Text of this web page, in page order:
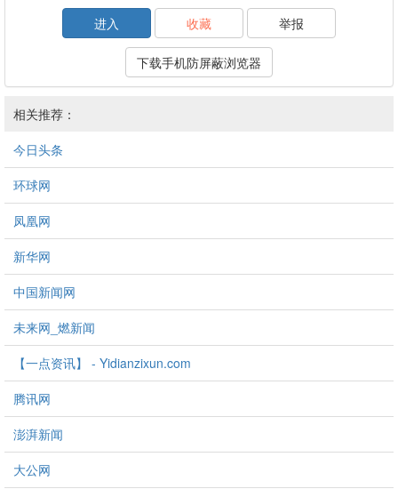
进入
收藏 举报
下载手机防屏蔽浏览器
相关推荐：
今日头条
环球网
凤凰网
新华网
中国新闻网
未来网_燃新闻
【一点资讯】 - Yidianzixun.com
腾讯网
澎湃新闻
大公网